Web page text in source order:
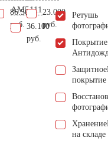
86.500
руб.
AM5111
36.100
руб.
23.000
руб.
Ретушь
Покрытие
Защитное
покрытие
Хранение
на складе